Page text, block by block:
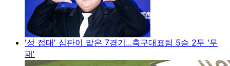
'성 접대' 심판이 맡은 7경기...축구대표팀 5승 2무 '무
패'